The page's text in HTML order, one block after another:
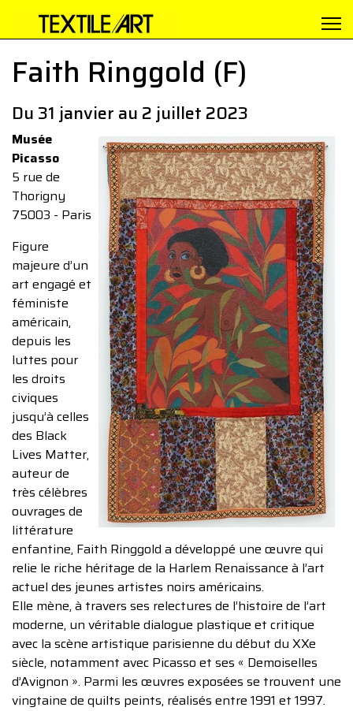
Faith Ringgold (F)
Du 31 janvier au 2 juillet 2023
Musée
Picasso
5 rue de
Thorigny
75003 - Paris
Figure
majeure d’un
art engagé et
féministe
américain,
depuis les
luttes pour
les droits
civiques
jusqu’à celles
des Black
Lives Matter,
auteur de
très célèbres
ouvrages de
littérature
enfantine, Faith Ringgold a développé une œuvre qui
relie le riche héritage de la Harlem Renaissance à l’art
actuel des jeunes artistes noirs américains.
Elle mène, à travers ses relectures de l’histoire de l’art
moderne, un véritable dialogue plastique et critique
avec la scène artistique parisienne du début du XXe
siècle, notamment avec Picasso et ses « Demoiselles
d’Avignon ». Parmi les œuvres exposées se trouvent une
vingtaine de quilts peints, réalisés entre 1991 et 1997.